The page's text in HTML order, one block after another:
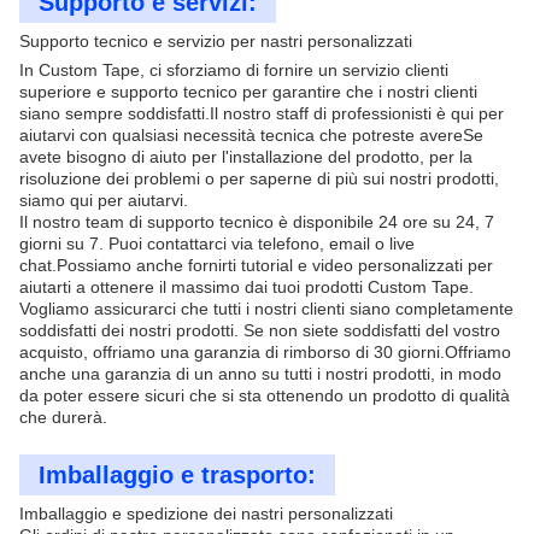
Supporto tecnico e servizio per nastri personalizzati
In Custom Tape, ci sforziamo di fornire un servizio clienti
superiore e supporto tecnico per garantire che i nostri clienti
siano sempre soddisfatti.Il nostro staff di professionisti è qui per
aiutarvi con qualsiasi necessità tecnica che potreste avereSe
avete bisogno di aiuto per l'installazione del prodotto, per la
risoluzione dei problemi o per saperne di più sui nostri prodotti,
siamo qui per aiutarvi.
Il nostro team di supporto tecnico è disponibile 24 ore su 24, 7
giorni su 7. Puoi contattarci via telefono, email o live
chat.Possiamo anche fornirti tutorial e video personalizzati per
aiutarti a ottenere il massimo dai tuoi prodotti Custom Tape.
Vogliamo assicurarci che tutti i nostri clienti siano completamente
soddisfatti dei nostri prodotti. Se non siete soddisfatti del vostro
acquisto, offriamo una garanzia di rimborso di 30 giorni.Offriamo
anche una garanzia di un anno su tutti i nostri prodotti, in modo
da poter essere sicuri che si sta ottenendo un prodotto di qualità
che durerà.
Imballaggio e trasporto:
Imballaggio e spedizione dei nastri personalizzati